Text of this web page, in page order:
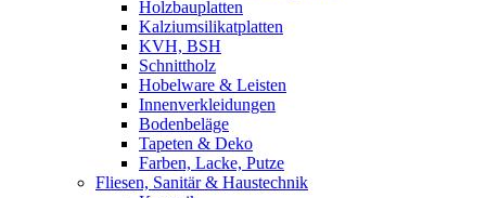
Holzbauplatten
Kalziumsilikatplatten
KVH, BSH
Schnittholz
Hobelware & Leisten
Innenverkleidungen
Bodenbeläge
Tapeten & Deko
Farben, Lacke, Putze
Fliesen, Sanitär & Haustechnik